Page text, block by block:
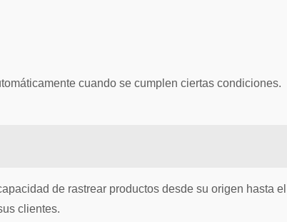
cuando se cumplen ciertas condiciones.
de rastrear productos desde su origen hasta el
clientes.